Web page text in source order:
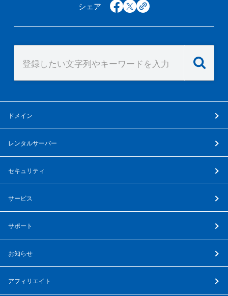
シェア facebook
x copy
ドメイン
レンタルサーバー
セキュリティ
サービス
サポート
お知らせ
アフィリエイト